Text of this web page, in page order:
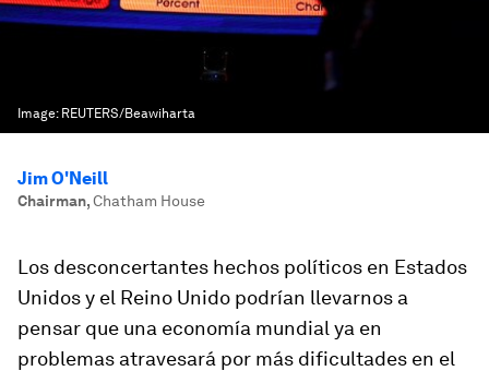
Image: REUTERS/Beawiharta
Jim O'Neill
Chairman,Chatham House
Los desconcertantes hechos políticos en Estados
Unidos y el Reino Unido podrían llevarnos a
pensar que una economía mundial ya en
problemas atravesará por más dificultades en el